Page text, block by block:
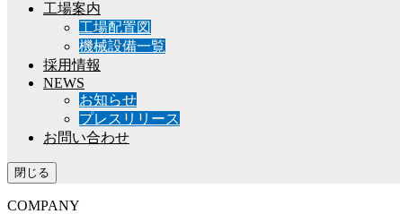
工場案内
工場配置図
機械設備一覧
採用情報
NEWS
お知らせ
プレスリリース
お問い合わせ
閉じる
COMPANY